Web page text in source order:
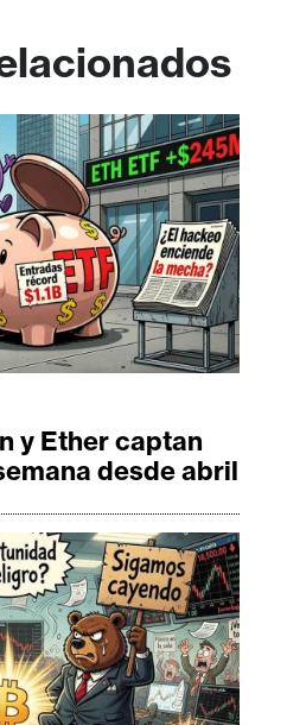
y Ether captan
desde abril